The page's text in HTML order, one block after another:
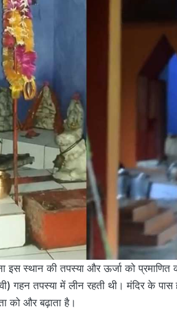
इस स्थान की तपस्या और ऊर्जा को प्रमाणित
गहन तपस्या में लीन रहती थी। मंदिर के पास
को और बढ़ाता है।